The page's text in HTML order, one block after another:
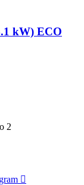
kW) EСO
2